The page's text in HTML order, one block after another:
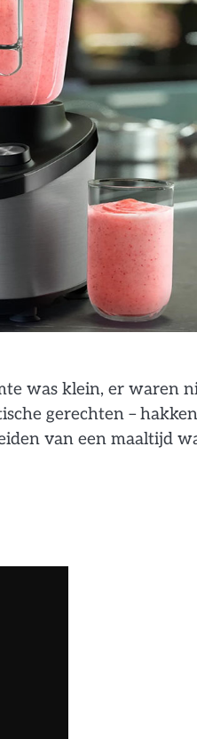
was klein, er waren
gerechten –
van een maaltijd